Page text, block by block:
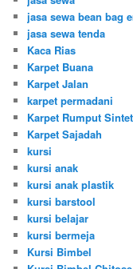
jasa sewa bean bag
jasa sewa tenda
Kaca Rias
Karpet Buana
Karpet Jalan
karpet permadani
Karpet Rumput
Karpet Sajadah
kursi
kursi anak
kursi anak plastik
kursi barstool
kursi belajar
kursi bermeja
Kursi Bimbel